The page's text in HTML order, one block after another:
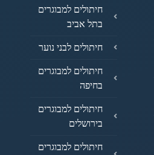
חיתולים למבוגרים
בתל אביב
חיתולים לבני נוער
חיתולים למבוגרים
בחיפה
חיתולים למבוגרים
בירושלים
חיתולים למבוגרים